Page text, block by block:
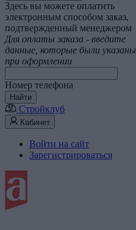
Здесь вы можете оплатить
электронным способом заказ,
подтвержденный менеджером
Для оплаты заказа - введите
данные, которые были указаны
при оформлении
Номер телефона
Найти
Стройклуб
Кабинет
Войти на сайт
Зарегистрироваться